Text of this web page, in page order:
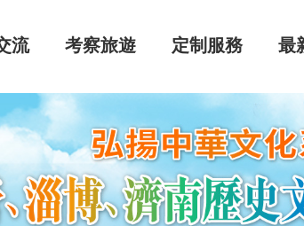
流 考察旅遊 定制服務 最